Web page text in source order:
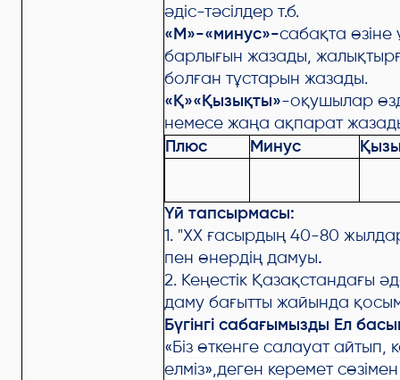
әдіс-тәсілдер т.б.
«М»-«минус»-сабақта
барлығын жазады,
болған тұстарын жазады.
«Қ»«Қызықты»-оқушылар
немесе жаңа ақпарат
Плюс
Минус
Үй тапсырмасы:
1. "XX ғасырдың 40-80
пен өнердің дамуы.
2. Кеңестік Қазақстандағы
даму бағытты жайында
Бүгінгі сабағымызды Ел
«Біз өткенге салауат айтып,
елміз»,деген керемет